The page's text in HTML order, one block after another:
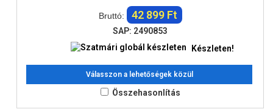
Bruttó: 42 899 Ft
SAP: 2490853
Készleten!
Válasszon a lehetőségek közül
Összehasonlítás